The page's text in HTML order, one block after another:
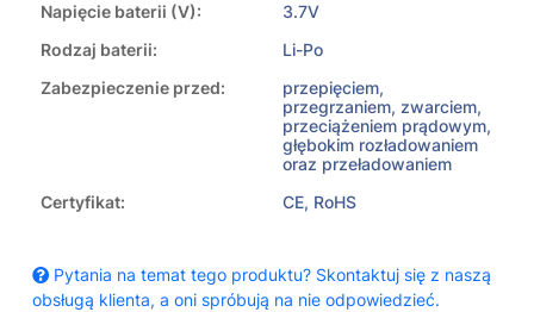
Napięcie baterii (V):
3.7V
Rodzaj baterii:
Li-Po
Zabezpieczenie przed:
przepięciem,
przegrzaniem, zwarciem,
przeciążeniem prądowym,
głębokim rozładowaniem
oraz przeładowaniem
Certyfikat:
CE, RoHS
Pytania na temat tego produktu? Skontaktuj się z naszą
obsługą klienta, a oni spróbują na nie odpowiedzieć.